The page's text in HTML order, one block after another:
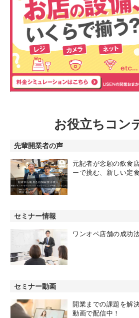
お役立ちコン
先輩開業者の声
元記者が念願の飲食
ーで挑む、新しい定
セミナー情報
ワンオペ店舗の成功
セミナー動画
開業までの課題を解
動画で配信中！